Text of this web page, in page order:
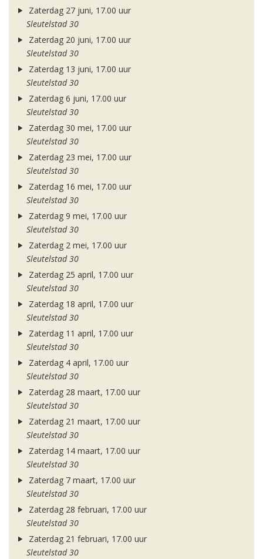
Zaterdag 27 juni, 17.00 uur
Sleutelstad 30
Zaterdag 20 juni, 17.00 uur
Sleutelstad 30
Zaterdag 13 juni, 17.00 uur
Sleutelstad 30
Zaterdag 6 juni, 17.00 uur
Sleutelstad 30
Zaterdag 30 mei, 17.00 uur
Sleutelstad 30
Zaterdag 23 mei, 17.00 uur
Sleutelstad 30
Zaterdag 16 mei, 17.00 uur
Sleutelstad 30
Zaterdag 9 mei, 17.00 uur
Sleutelstad 30
Zaterdag 2 mei, 17.00 uur
Sleutelstad 30
Zaterdag 25 april, 17.00 uur
Sleutelstad 30
Zaterdag 18 april, 17.00 uur
Sleutelstad 30
Zaterdag 11 april, 17.00 uur
Sleutelstad 30
Zaterdag 4 april, 17.00 uur
Sleutelstad 30
Zaterdag 28 maart, 17.00 uur
Sleutelstad 30
Zaterdag 21 maart, 17.00 uur
Sleutelstad 30
Zaterdag 14 maart, 17.00 uur
Sleutelstad 30
Zaterdag 7 maart, 17.00 uur
Sleutelstad 30
Zaterdag 28 februari, 17.00 uur
Sleutelstad 30
Zaterdag 21 februari, 17.00 uur
Sleutelstad 30